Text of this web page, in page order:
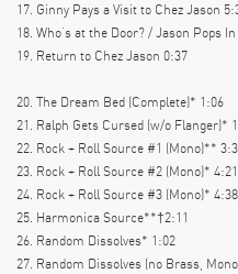
17. Ginny Pays a Visit to Chez Jason
18. Who’s at the Door? / Jason Pops
19. Return to Chez Jason 0:37
20. The Dream Bed (Complete)* 1:06
21. Ralph Gets Cursed (w/o Flanger)*
22. Rock + Roll Source #1 (Mono)**
23. Rock + Roll Source #2 (Mono)* 4:21
24. Rock + Roll Source #3 (Mono)* 4:38
25. Harmonica Source**†2:11
26. Random Dissolves* 1:02
27. Random Dissolves (no Brass,